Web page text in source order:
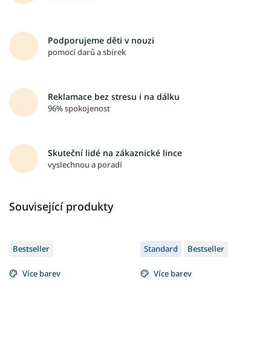
Podporujeme děti v nouzi
pomocí darů a sbírek
Reklamace bez stresu i na dálku
96% spokojenost
Skuteční lidé na zákaznické lince
vyslechnou a poradí
Související produkty
Bestseller
Více barev
Standard Bestseller
Více barev